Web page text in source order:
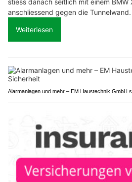
anschliessend gegen die Tunnelwand.
Weiterlesen
Alarmanlagen und mehr – EM Haustechnik GmbH